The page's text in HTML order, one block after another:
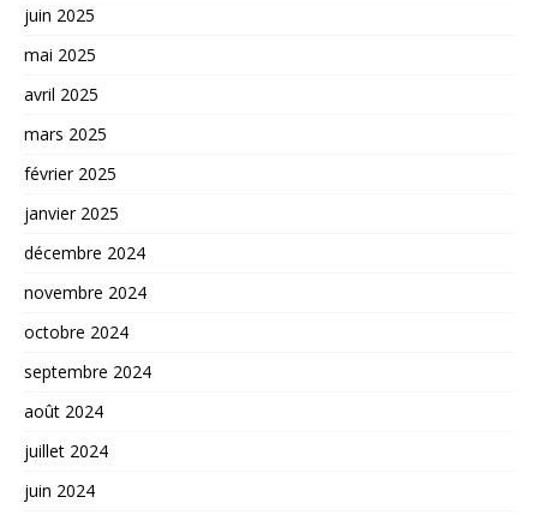
juin 2025
mai 2025
avril 2025
mars 2025
février 2025
janvier 2025
décembre 2024
novembre 2024
octobre 2024
septembre 2024
août 2024
juillet 2024
juin 2024